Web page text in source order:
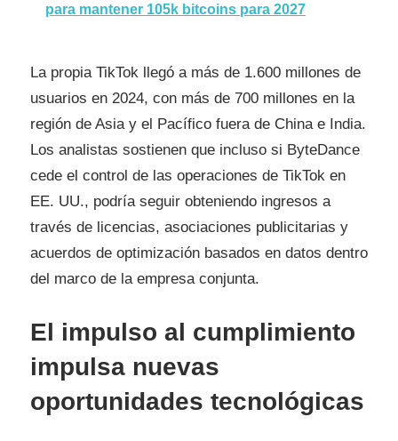
para mantener 105k bitcoins para 2027
La propia TikTok llegó a más de 1.600 millones de
usuarios en 2024, con más de 700 millones en la
región de Asia y el Pacífico fuera de China e India.
Los analistas sostienen que incluso si ByteDance
cede el control de las operaciones de TikTok en
EE. UU., podría seguir obteniendo ingresos a
través de licencias, asociaciones publicitarias y
acuerdos de optimización basados ​​en datos dentro
del marco de la empresa conjunta.
El impulso al cumplimiento
impulsa nuevas
oportunidades tecnológicas